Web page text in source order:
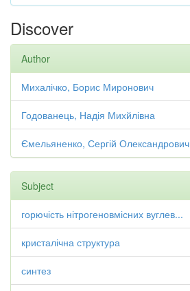
Discover
Author
Михалічко, Борис Миронович
Годованець, Надія Михйлівна
Ємельяненко, Сергій Олександрович
Subject
горючість нітрогеновмісних вуглев...
кристалічна структура
синтез